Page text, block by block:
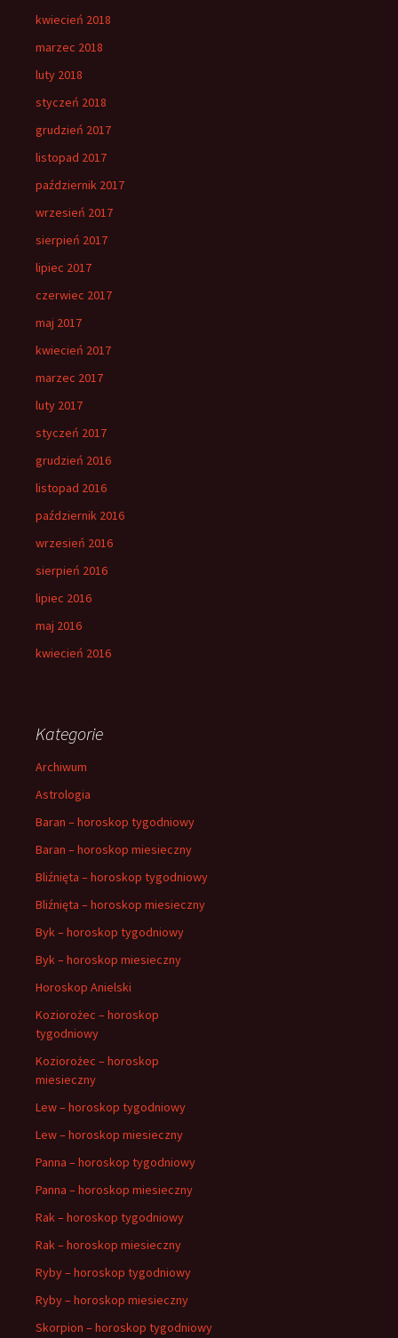
kwiecień 2018
marzec 2018
luty 2018
styczeń 2018
grudzień 2017
listopad 2017
październik 2017
wrzesień 2017
sierpień 2017
lipiec 2017
czerwiec 2017
maj 2017
kwiecień 2017
marzec 2017
luty 2017
styczeń 2017
grudzień 2016
listopad 2016
październik 2016
wrzesień 2016
sierpień 2016
lipiec 2016
maj 2016
kwiecień 2016
Kategorie
Archiwum
Astrologia
Baran – horoskop tygodniowy
Baran – horoskop miesieczny
Bliźnięta – horoskop tygodniowy
Bliźnięta – horoskop miesieczny
Byk – horoskop tygodniowy
Byk – horoskop miesieczny
Horoskop Anielski
Koziorożec – horoskop
tygodniowy
Koziorożec – horoskop
miesieczny
Lew – horoskop tygodniowy
Lew – horoskop miesieczny
Panna – horoskop tygodniowy
Panna – horoskop miesieczny
Rak – horoskop tygodniowy
Rak – horoskop miesieczny
Ryby – horoskop tygodniowy
Ryby – horoskop miesieczny
Skorpion – horoskop tygodniowy